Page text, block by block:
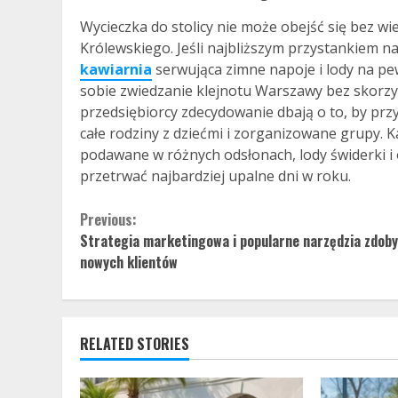
Wycieczka do stolicy nie może obejść się bez
Królewskiego. Jeśli najbliższym przystankiem
kawiarnia serwująca zimne napoje i lody na
sobie zwiedzanie klejnotu Warszawy bez
przedsiębiorcy zdecydowanie dbają o to, by
całe rodziny z dziećmi i zorganizowane
podawane w różnych odsłonach, lody
przetrwać najbardziej upalne dni w roku.
Continue
Reading
Previous:
Strategia marketingowa i popularne narzędzia
nowych klientów
RELATED STORIES